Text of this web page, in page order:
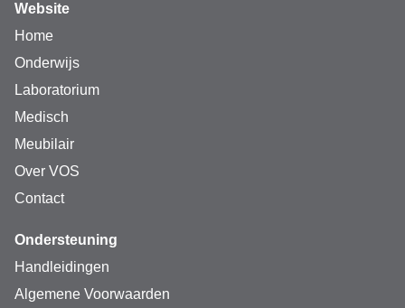
Website
Home
Onderwijs
Laboratorium
Medisch
Meubilair
Over VOS
Contact
Ondersteuning
Handleidingen
Algemene Voorwaarden